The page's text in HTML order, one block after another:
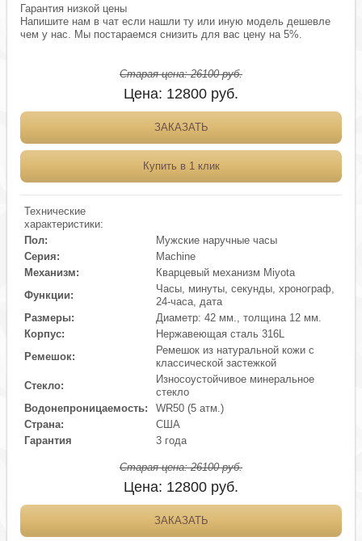
Гарантия низкой цены
Напишите нам в чат если нашли ту или иную модель дешевле
чем у нас. Мы постараемся снизить для вас цену на 5%.
Старая цена:26100руб.
Цена: 12800 руб.
ЗАКАЗАТЬ
Купить в 1 клик
Технические
характеристики:
Пол:
Мужские наручные часы
Серия:
Machine
Механизм:
Кварцевый механизм Miyota
Функции:
Часы, минуты, секунды, хронограф,
24-часа, дата
Размеры:
Диаметр: 42 мм., толщина 12 мм.
Корпус:
Нержавеющая сталь 316L
Ремешок:
Ремешок из натуральной кожи с
классической застежкой
Стекло:
Износоустойчивое минеральное
стекло
Водонепроницаемость:
WR50 (5 атм.)
Страна:
США
Гарантия
3 года
Старая цена:26100руб.
Цена: 12800 руб.
ЗАКАЗАТЬ